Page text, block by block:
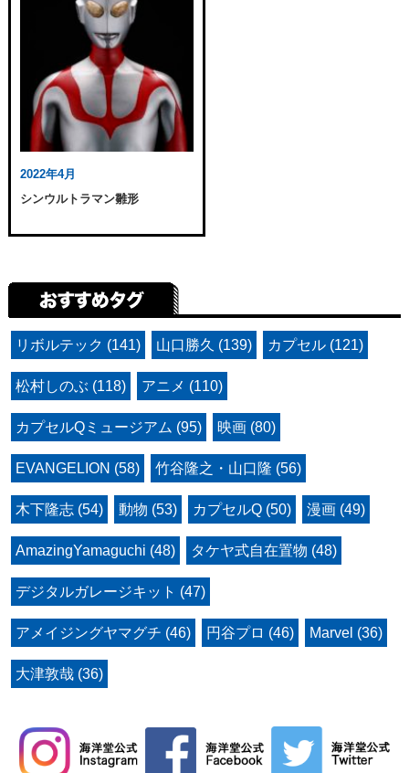
2022年4月
シンウルトラマン雛形
リボルテック (141) 山口勝久 (139) カプセル (121)
松村しのぶ (118) アニメ (110)
カプセルQミュージアム (95) 映画 (80)
EVANGELION (58) 竹谷隆之・山口隆 (56)
木下隆志 (54) 動物 (53) カプセルQ (50) 漫画 (49)
AmazingYamaguchi (48) タケヤ式自在置物 (48)
デジタルガレージキット (47)
アメイジングヤマグチ (46) 円谷プロ (46) Marvel (36)
大津敦哉 (36)